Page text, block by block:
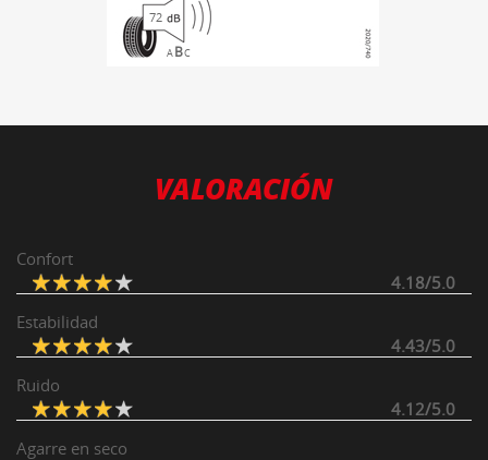
72
A BC
VALORACIÓN
Confort
4.18/5.0
Estabilidad
4.43/5.0
Ruido
4.12/5.0
Agarre en seco